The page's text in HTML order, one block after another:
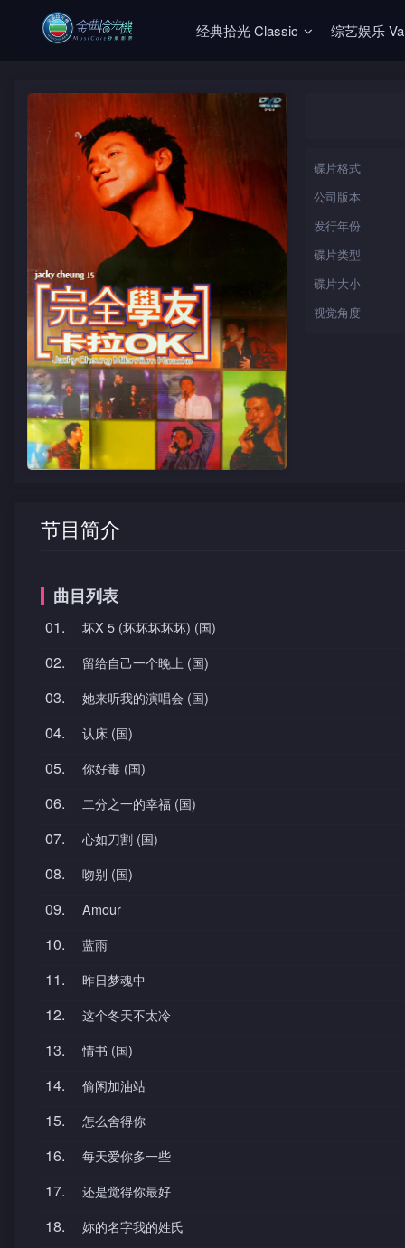
经典拾光 Classic 综艺娱乐
碟片格式
公司版本
发行年份
碟片类型
碟片大小
视觉角度
节目简介
曲目列表
01. 坏X 5 (坏坏坏坏坏) (国)
02. 留给自己一个晚上 (国)
03. 她来听我的演唱会 (国)
04. 认床 (国)
05. 你好毒 (国)
06. 二分之一的幸福 (国)
07. 心如刀割 (国)
08. 吻别 (国)
09. Amour
10. 蓝雨
11. 昨日梦魂中
12. 这个冬天不太冷
13. 情书 (国)
14. 偷闲加油站
15. 怎么舍得你
16. 每天爱你多一些
17. 还是觉得你最好
18. 妳的名字我的姓氏